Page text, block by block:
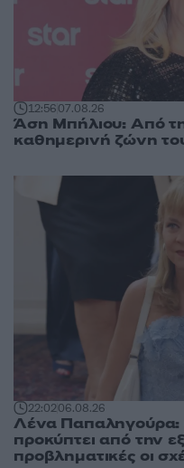
12:5607.08.26
Άση Μπήλιου: Από
καθημερινή ζώνη
22:0206.08.26
Λένα Παπαληγούρα:
προκύπτει από την
προβληματικές οι